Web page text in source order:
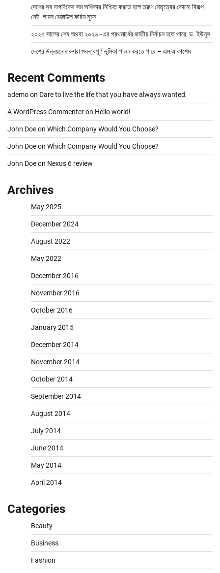
দেশের সব নাগরিকের সম অধিকার নিশ্চিত করতে হলে তরুণ নেতৃত্বের কোনো বিকল্প
নেই- লায়ন রেজাউল করিম সুমন
২০২৫ সালের শেষ অথবা ২০২৬–এর প্রথমার্ধের জাতীয় নির্বাচন হতে পারে: ড. ইউনূস
দেশের উন্নয়নে তরুণরা গুরুত্বপূর্ণ ভূমিকা পালন করতে পারে – এম এ কাশেম
Recent Comments
ademoon Dare to live the life that you have always wanted.
A WordPress Commenteron Hello world!
John Doeon Which Company Would You Choose?
John Doeon Which Company Would You Choose?
John Doeon Nexus 6 review
Archives
May 2025
December 2024
August 2022
May 2022
December 2016
November 2016
October 2016
January 2015
December 2014
November 2014
October 2014
September 2014
August 2014
July 2014
June 2014
May 2014
April 2014
Categories
Beauty
Business
Fashion